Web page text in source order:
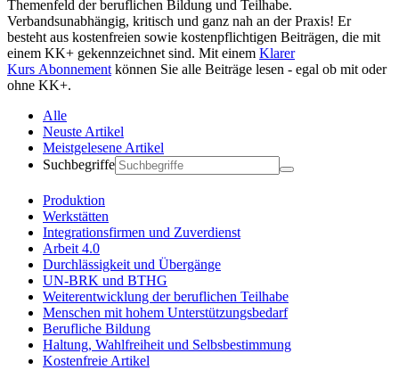
Themenfeld der beruflichen Bildung und Teilhabe.
Verbandsunabhängig, kritisch und ganz nah an der Praxis! Er
besteht aus kostenfreien sowie kostenpflichtigen Beiträgen, die mit
einem KK+ gekennzeichnet sind. Mit einem Klarer
Kurs Abonnement können Sie alle Beiträge lesen - egal ob mit oder
ohne KK+.
Alle
Neuste Artikel
Meistgelesene Artikel
Suchbegriffe
Produktion
Werkstätten
Integrationsfirmen und Zuverdienst
Arbeit 4.0
Durchlässigkeit und Übergänge
UN-BRK und BTHG
Weiterentwicklung der beruflichen Teilhabe
Menschen mit hohem Unterstützungsbedarf
Berufliche Bildung
Haltung, Wahlfreiheit und Selbsbestimmung
Kostenfreie Artikel